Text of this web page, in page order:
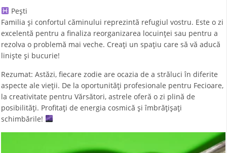
Pești
Familia și confortul căminului reprezintă refugiul vostru. Este o zi
excelentă pentru a finaliza reorganizarea locuinței sau pentru a
rezolva o problemă mai veche. Creați un spațiu care să vă aducă
liniște și bucurie!
Rezumat: Astăzi, fiecare zodie are ocazia de a străluci în diferite
aspecte ale vieții. De la oportunități profesionale pentru Fecioare,
la creativitate pentru Vărsători, astrele oferă o zi plină de
posibilități. Profitați de energia cosmică și îmbrățișați
schimbările!